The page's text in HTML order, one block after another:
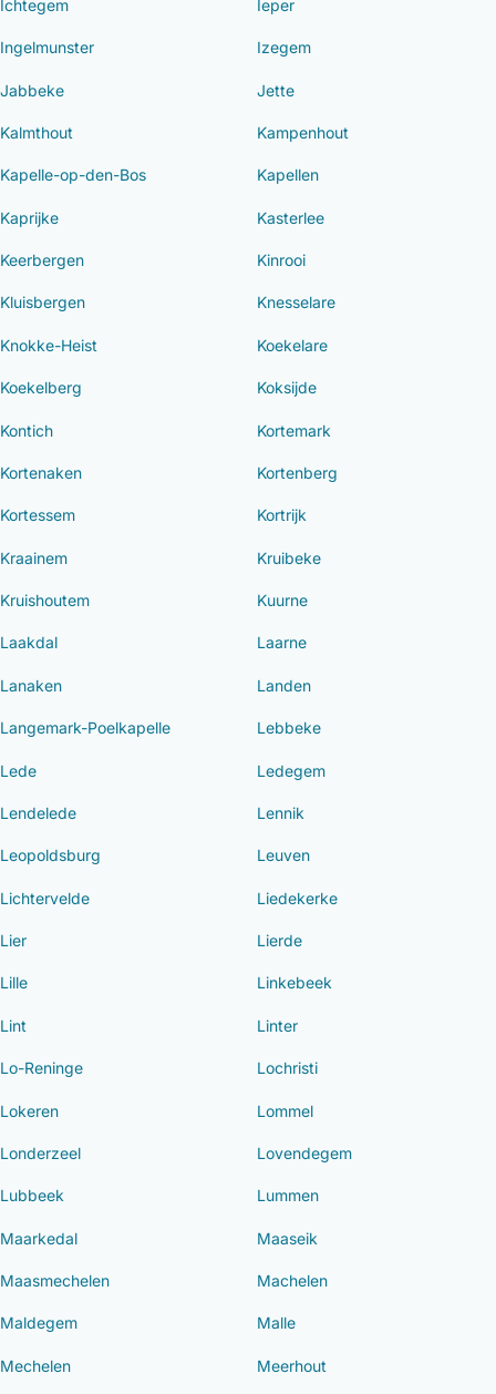
Ichtegem Ieper
Ingelmunster Izegem
Jabbeke Jette
Kalmthout Kampenhout
Kapelle-op-den-Bos Kapellen
Kaprijke Kasterlee
Keerbergen Kinrooi
Kluisbergen Knesselare
Knokke-Heist Koekelare
Koekelberg Koksijde
Kontich Kortemark
Kortenaken Kortenberg
Kortessem Kortrijk
Kraainem Kruibeke
Kruishoutem Kuurne
Laakdal Laarne
Lanaken Landen
Langemark-Poelkapelle Lebbeke
Lede Ledegem
Lendelede Lennik
Leopoldsburg Leuven
Lichtervelde Liedekerke
Lier Lierde
Lille Linkebeek
Lint Linter
Lo-Reninge Lochristi
Lokeren Lommel
Londerzeel Lovendegem
Lubbeek Lummen
Maarkedal Maaseik
Maasmechelen Machelen
Maldegem Malle
Mechelen Meerhout